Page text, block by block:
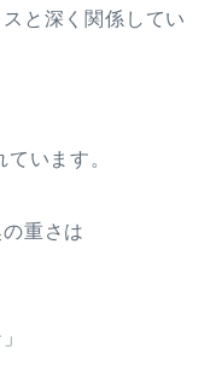
と深く関係してい
ています。
重さは